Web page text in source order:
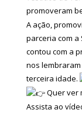
promoveram
A ação,
parceria com a
contou com a
nos
terceira idade.
Quer ver
Assista ao